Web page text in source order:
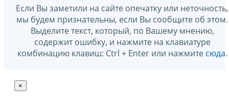
Если Вы заметили на сайте опечатку или неточность,
мы будем признательны, если Вы сообщите об этом.
Выделите текст, который, по Вашему мнению,
содержит ошибку, и нажмите на клавиатуре
комбинацию клавиш: Ctrl + Enter или нажмите сюда.
×